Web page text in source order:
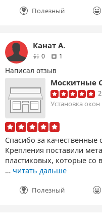
Полезный
Канат А.
0друзей1
Написал отзыв
Москитные
Установка окон
Спасибо за качественные
Крепления поставили
пластиковых, которые со
… читать дальше
Полезный